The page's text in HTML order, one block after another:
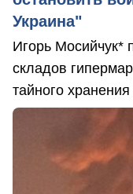
Украина"
Игорь Мосийчук*
складов
тайного